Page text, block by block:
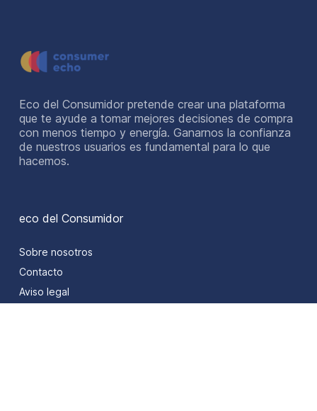
Eco del Consumidor pretende crear una plataforma
que te ayude a tomar mejores decisiones de compra
con menos tiempo y energía. Ganarnos la confianza
de nuestros usuarios es fundamental para lo que
hacemos.
eco del Consumidor
Sobre nosotros
Contacto
Aviso legal